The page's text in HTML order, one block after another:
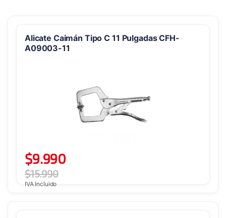
Alicate Caimán Tipo C 11 Pulgadas CFH-
A09003-11
$9.990
$15.990
IVA Incluido